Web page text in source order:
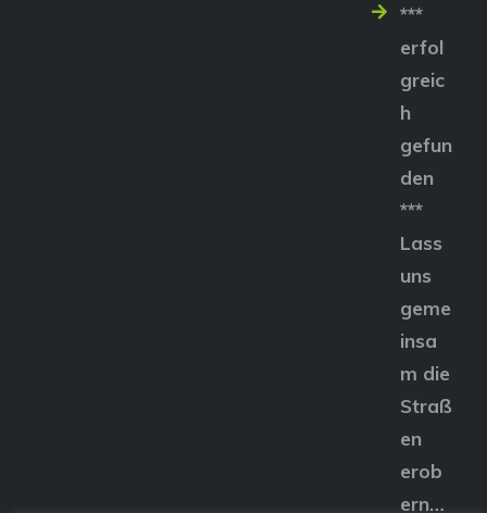
***
erfol
greic
h
gefun
den
***
Lass
uns
geme
insa
m die
Straß
en
erob
ern…